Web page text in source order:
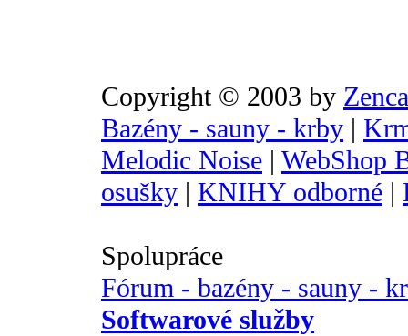
Copyright © 2003 by
Bazény - sauny - krby |
Melodic Noise | WebShop
osušky | KNIHY odborné |
Spolupráce
Fórum - bazény - sauny -
Softwarové služby